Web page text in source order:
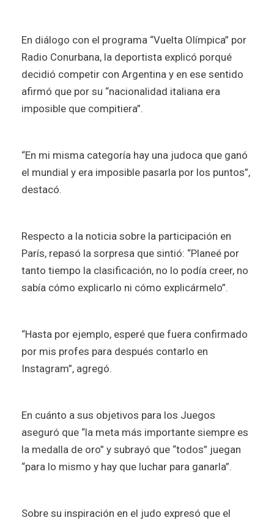
En diálogo con el programa “Vuelta Olímpica” por
Radio Conurbana, la deportista explicó porqué
decidió competir con Argentina y en ese sentido
afirmó que por su “nacionalidad italiana era
imposible que compitiera”.
“En mi misma categoría hay una judoca que ganó
el mundial y era imposible pasarla por los puntos”,
destacó.
Respecto a la noticia sobre la participación en
París, repasó la sorpresa que sintió: “Planeé por
tanto tiempo la clasificación, no lo podía creer, no
sabía cómo explicarlo ni cómo explicármelo”.
“Hasta por ejemplo, esperé que fuera confirmado
por mis profes para después contarlo en
Instagram”, agregó.
En cuánto a sus objetivos para los Juegos
aseguró que “la meta más importante siempre es
la medalla de oro” y subrayó que “todos” juegan
“para lo mismo y hay que luchar para ganarla”.
Sobre su inspiración en el judo expresó que el